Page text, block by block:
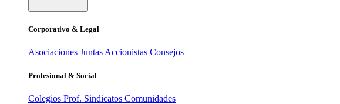
Corporativo & Legal
Asociaciones Juntas Accionistas Consejos
Profesional & Social
Colegios Prof. Sindicatos Comunidades